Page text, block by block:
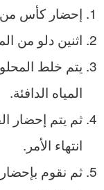
إحضار كأس
اثنين دلو من
يتم خلط
المياه الدافئة.
ثم يتم إحضار
انتهاء الأمر.
ثم نقوم